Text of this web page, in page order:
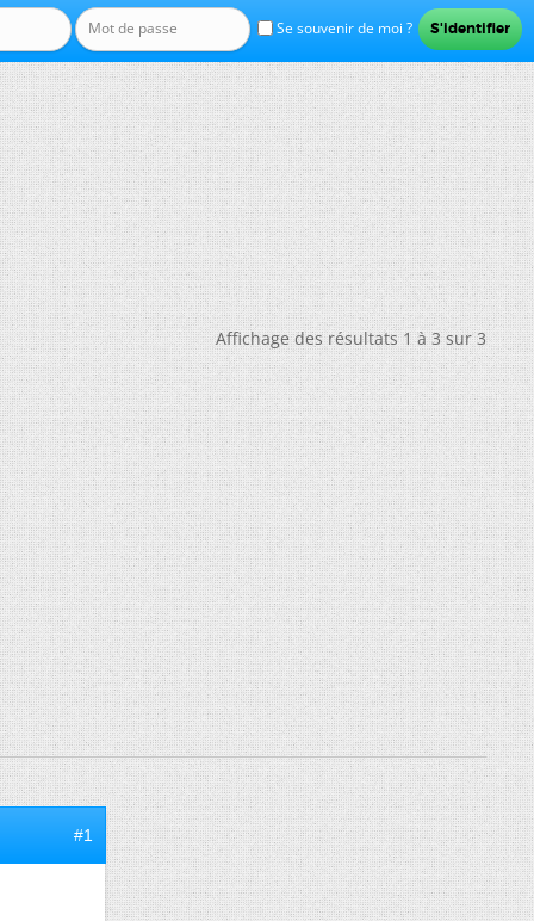
Se souvenir de moi ?
Affichage des résultats 1 à 3 sur 3
#1